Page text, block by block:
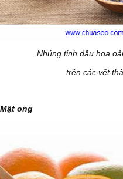
Nhúng tinh dầu hoa
trên các vết
Mật ong